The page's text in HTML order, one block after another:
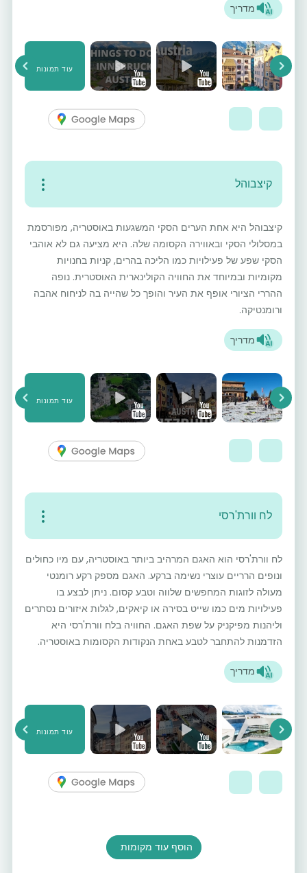
מדריך
עוד תמונות Next
קיצבוהל
קיצבוהל היא אחת הערים הסקי המשגעות באוסטריה, מפורסמת
במסלולי הסקי ובאווירה הקסומה שלה. היא מציעה גם לא אוהבי
הסקי שפע של פעילויות כמו הליכה בהרים, קניות בחנויות
מקומיות ובמיוחד את החוויה הקולינארית האוסטרית. נופה
ההררי הציורי אופף את העיר והופך כל שהייה בה לניחוח אהבה
ורומנטיקה.
מדריך
עוד תמונות Next
לח וורת'רסי
לח וורת'רסי הוא האגם המרהיב ביותר באוסטריה, עם מיו כחולים
ונופים הרריים עוצרי נשימה ברקע. האגם מספק רקע רומנטי
מעולה לזוגות המחפשים שלווה וטבע קסום. ניתן לבצע בו
פעילויות מים כמו שייט בסירה או קיאקים, לגלות איזורים נסתרים
וליהנות מפיקניק על שפת האגם. החוויה בלח וורת'רסי היא
הזדמנות להתחבר לטבע באחת הנקודות הקסומות באוסטריה.
מדריך
עוד תמונות Next
הוסף עוד מקומות